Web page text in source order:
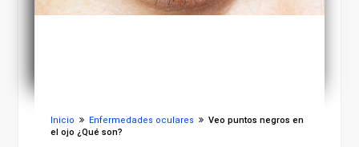
Inicio Enfermedades oculares
Veo puntos negros en
el ojo ¿Qué son?